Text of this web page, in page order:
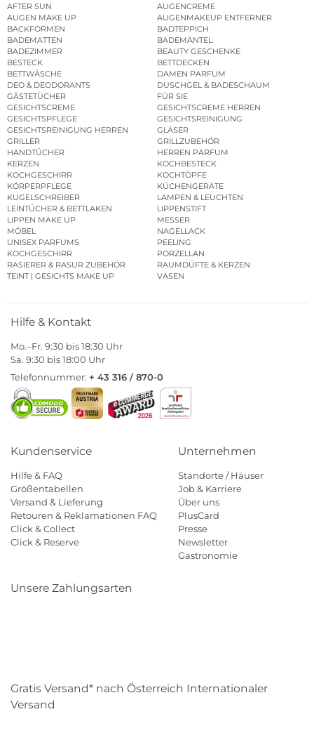
AFTER SUN
AUGENCREME
AUGEN MAKE UP
AUGENMAKEUP ENTFERNER
BACKFORMEN
BADTEPPICH
BADEMATTEN
BADEMÄNTEL
BADEZIMMER
BEAUTY GESCHENKE
BESTECK
BETTDECKEN
BETTWÄSCHE
DAMEN PARFUM
DEO & DEODORANTS
DUSCHGEL & BADESCHAUM
GÄSTETÜCHER
FÜR SIE
GESICHTSCREME
GESICHTSCREME HERREN
GESICHTSPFLEGE
GESICHTSREINIGUNG
GESICHTSREINIGUNG HERREN
GLÄSER
GRILLER
GRILLZUBEHÖR
HANDTÜCHER
HERREN PARFUM
KERZEN
KOCHBESTECK
KOCHGESCHIRR
KOCHTÖPFE
KÖRPERPFLEGE
KÜCHENGERÄTE
KUGELSCHREIBER
LAMPEN & LEUCHTEN
LEINTÜCHER & BETTLAKEN
LIPPENSTIFT
LIPPEN MAKE UP
MESSER
MÖBEL
NAGELLACK
UNISEX PARFUMS
PEELING
KOCHGESCHIRR
PORZELLAN
RASIERER & RASUR ZUBEHÖR
RAUMDÜFTE & KERZEN
TEINT | GESICHTS MAKE UP
VASEN
Hilfe & Kontakt
Mo.–Fr. 9:30 bis 18:30 Uhr
Sa. 9:30 bis 18:00 Uhr
Telefonnummer: + 43 316 / 870-0
Kundenservice
Hilfe & FAQ
Größentabellen
Versand & Lieferung
Retouren & Reklamationen FAQ
Click & Collect
Click & Reserve
Unternehmen
Standorte / Häuser
Job & Karriere
Über uns
PlusCard
Presse
Newsletter
Gastronomie
Unsere Zahlungsarten
Gratis Versand* nach Österreich Internationaler
Versand